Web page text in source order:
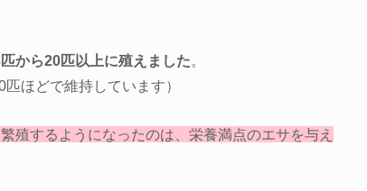
から20匹以上に殖えました
ほどで維持しています）
殖するようになったのは、栄養満点のエサを与え